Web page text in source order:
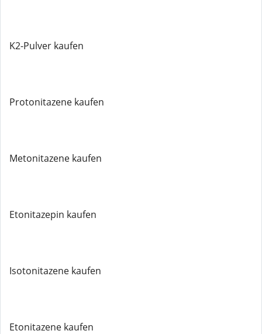
K2-Pulver kaufen
Protonitazene kaufen
Metonitazene kaufen
Etonitazepin kaufen
Isotonitazene kaufen
Etonitazene kaufen